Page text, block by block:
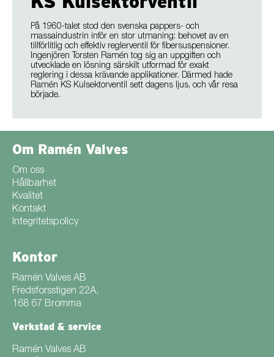
På 1960-talet stod den svenska pappers- och
massaindustrin inför en stor utmaning: behovet av en
tillförlitlig och effektiv reglerventil för fibersuspensioner.
Ingenjören Torsten Ramén tog sig an uppgiften och
utvecklade en lösning särskilt utformad för exakt
reglering i dessa krävande applikationer. Därmed hade
Ramén KS Kulsektorventil sett dagens ljus, och vår resa
började.
Om Ramén Valves
Om oss
Hållbarhet
Kvalitet
Kontakt
Integritetspolicy
Kontor
Ramén Valves AB
Fredsforsstigen 22A,
168 67 Bromma
Verkstad & service
Ramén Valves AB